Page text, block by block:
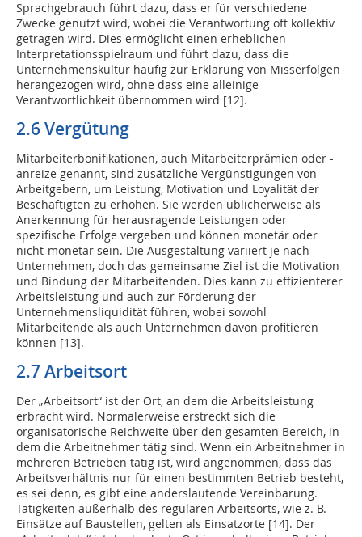
Sprachgebrauch führt dazu, dass er für verschiedene
Zwecke genutzt wird, wobei die Verantwortung oft kollektiv
getragen wird. Dies ermöglicht einen erheblichen
Interpretationsspielraum und führt dazu, dass die
Unternehmenskultur häufig zur Erklärung von Misserfolgen
herangezogen wird, ohne dass eine alleinige
Verantwortlichkeit übernommen wird [12].
2.6 Vergütung
Mitarbeiterbonifikationen, auch Mitarbeiterprämien oder -
anreize genannt, sind zusätzliche Vergünstigungen von
Arbeitgebern, um Leistung, Motivation und Loyalität der
Beschäftigten zu erhöhen. Sie werden üblicherweise als
Anerkennung für herausragende Leistungen oder
spezifische Erfolge vergeben und können monetär oder
nicht-monetär sein. Die Ausgestaltung variiert je nach
Unternehmen, doch das gemeinsame Ziel ist die Motivation
und Bindung der Mitarbeitenden. Dies kann zu effizienterer
Arbeitsleistung und auch zur Förderung der
Unternehmensliquidität führen, wobei sowohl
Mitarbeitende als auch Unternehmen davon profitieren
können [13].
2.7 Arbeitsort
Der „Arbeitsort“ ist der Ort, an dem die Arbeitsleistung
erbracht wird. Normalerweise erstreckt sich die
organisatorische Reichweite über den gesamten Bereich, in
dem die Arbeitnehmer tätig sind. Wenn ein Arbeitnehmer in
mehreren Betrieben tätig ist, wird angenommen, dass das
Arbeitsverhältnis nur für einen bestimmten Betrieb besteht,
es sei denn, es gibt eine anderslautende Vereinbarung.
Tätigkeiten außerhalb des regulären Arbeitsorts, wie z. B.
Einsätze auf Baustellen, gelten als Einsatzorte [14]. Der